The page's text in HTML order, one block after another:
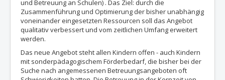
und Betreuung an Schulen) . Das Ziel: durch die
Zusammenführung und Optimierung der bisher unabhängig
voneinander eingesetzten Ressourcen soll das Angebot
qualitativ verbessert und vom zeitlichen Umfang erweitert
werden.
Das neue Angebot steht allen Kindern offen - auch Kindern
mit sonderpädagogischem Förderbedarf, die bisher bei der
Suche nach angemessenen Betreuungsangeboten oft